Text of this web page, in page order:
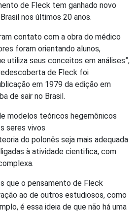
de Fleck tem ganhado novo
nos últimos 20 anos.
contato com a obra do médico
foram orientando alunos,
utiliza seus conceitos em análises”,
de Fleck foi
em 1979 da edição em
de sair no Brasil.
modelos teóricos hegemônicos
seres vivos
do polonês seja mais adequada
à atividade cientifica, com
que o pensamento de Fleck
ao de outros estudiosos, como
é essa ideia de que não há uma